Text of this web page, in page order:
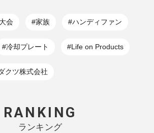
会 #家族 #ハンディファン
#冷却プレート #Life on Products
クツ株式会社
RANKING
ランキング